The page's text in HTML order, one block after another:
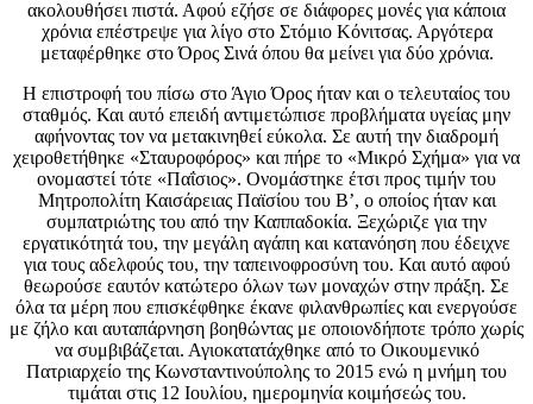
ακολουθήσει πιστά. Αφού εζήσε σε διάφορες μονές για κάποια
χρόνια επέστρεψε για λίγο στο Στόμιο Κόνιτσας. Αργότερα
μεταφέρθηκε στο Όρος Σινά όπου θα μείνει για δύο χρόνια.
Η επιστροφή του πίσω στο Άγιο Όρος ήταν και ο τελευταίος του
σταθμός. Και αυτό επειδή αντιμετώπισε προβλήματα υγείας μην
αφήνοντας τον να μετακινηθεί εύκολα. Σε αυτή την διαδρομή
χειροθετήθηκε «Σταυροφόρος» και πήρε το «Μικρό Σχήμα» για να
ονομαστεί τότε «Παΐσιος». Ονομάστηκε έτσι προς τιμήν του
Μητροπολίτη Καισάρειας Παϊσίου του Β’, ο οποίος ήταν και
συμπατριώτης του από την Καππαδοκία. Ξεχώριζε για την
εργατικότητά του, την μεγάλη αγάπη και κατανόηση που έδειχνε
για τους αδελφούς του, την ταπεινοφροσύνη του. Και αυτό αφού
θεωρούσε εαυτόν κατώτερο όλων των μοναχών στην πράξη. Σε
όλα τα μέρη που επισκέφθηκε έκανε φιλανθρωπίες και ενεργούσε
με ζήλο και αυταπάρνηση βοηθώντας με οποιονδήποτε τρόπο χωρίς
να συμβιβάζεται. Αγιοκατατάχθηκε από το Οικουμενικό
Πατριαρχείο της Κωνσταντινούπολης το 2015 ενώ η μνήμη του
τιμάται στις 12 Ιουλίου, ημερομηνία κοιμήσεώς του.